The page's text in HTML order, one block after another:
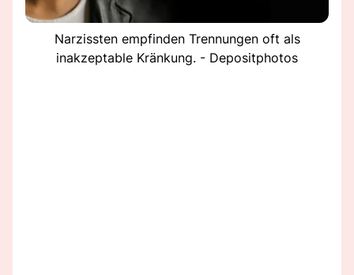
Narzissten empfinden Trennungen oft als
inakzeptable Kränkung. - Depositphotos